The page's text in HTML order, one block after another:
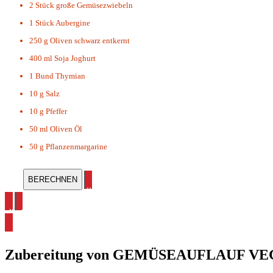
2 Stück große Gemüsezwiebeln
1 StückAubergine
250 g Oliven schwarz entkernt
400 ml Soja Joghurt
1 Bund Thymian
10 g Salz
10 g Pfeffer
50 ml Oliven Öl
50 g Pflanzenmargarine
alle Pasta Rezepte ansehen
alle Gemüseauflauf Rezepte ansehen
Zubereitung von GEMÜSEAUFLAUF